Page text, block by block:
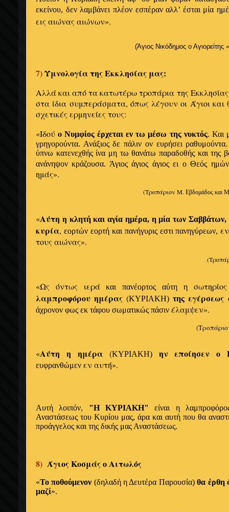
εκείνου, δεν λαμβάνει πλέον εσπέραν αλλ’ έσται μία
εις αιώνας αιώνων».
(Άγιος Νικόδημος ο Αγιορείτης
7)Υμνολογία της Εκκλησίας μας:
Αλλά και από τα κατωτέρω τροπάρια της
στα ίδια συμπεράσματα, όπως λέγουν οι Άγιοι και
σχετικές ερμηνείες τους:
«ΙδούοΝυμφίοςέρχεται εντω μέσω της νυκτός. Και
γρηγορούντα. Ανάξιοςδε πάλιν ον ευρήσει
ύπνω κατενεχθήςίνα μη τω θανάτω παραδοθής και της
ανάνηψονκράζουσα. Άγιος άγιος άγιοςει οΘεός
ημάς».
(Τροπάριον Μ. Εβδομάδος και
«Αύτη η κλητή καιαγία ημέρα, ημία των Σαββάτων,
κυρία, εορτών εορτή και πανήγυρις εστιπανηγύρεων,
τους αιώνας».
«Ως όντως ιεράκαι πανέορτος αύτη η
λαμπροφόρου ημέρας(ΚΥΡΙΑΚΗ)τηςεγέρσεως
άχρονον φως εκ τάφου σωματικώς πάσιν έλαμψεν».
«Αύτη η ημέρα (ΚΥΡΙΑΚΗ) ην εποίησεν ο
ευφρανθώμεν εν αυτή».
Αυτή λοιπόν, "Η ΚΥΡΙΑΚΗ" είναι η
Αναστάσεως του Κυρίου μας, άρα και αυτή που θα
προάγγελος και της δικής μας Αναστάσεως.
8) Άγιος Κοσμάς ο Αιτωλός
«Το ποθούμενον (δηλαδή η Δευτέρα Παρουσία)θα έρθη
μαζί».